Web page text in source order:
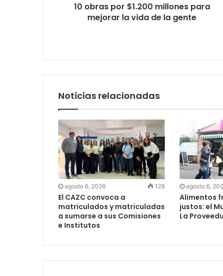
10 obras por $1.200 millones para
mejorar la vida de la gente
Noticias relacionadas
agosto 6, 2026 128
El CAZC convoca a
matriculados y matriculadas
a sumarse a sus Comisiones
e Institutos
agosto 6,
Alimentos
justos: el
La